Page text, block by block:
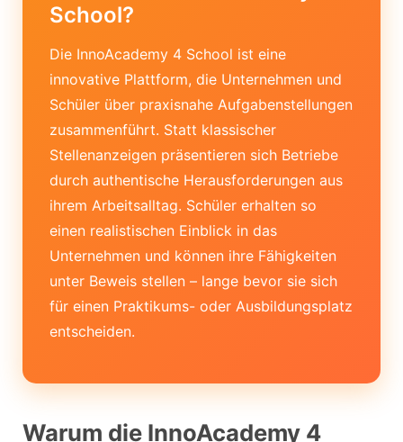
School?
Die InnoAcademy 4 School ist eine
innovative Plattform, die Unternehmen und
Schüler über praxisnahe Aufgabenstellungen
zusammenführt. Statt klassischer
Stellenanzeigen präsentieren sich Betriebe
durch authentische Herausforderungen aus
ihrem Arbeitsalltag. Schüler erhalten so
einen realistischen Einblick in das
Unternehmen und können ihre Fähigkeiten
unter Beweis stellen – lange bevor sie sich
für einen Praktikums- oder Ausbildungsplatz
entscheiden.
Warum die InnoAcademy 4